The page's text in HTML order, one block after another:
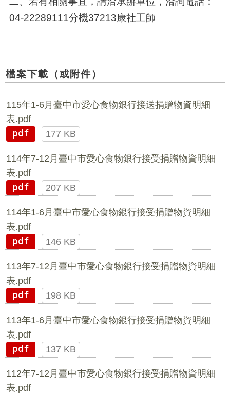
04-22289111分機37213康社工師
檔案下載（或附件）
115年1-6月臺中市愛心食物銀行接送捐贈物資明細
表.pdf
pdf
177 KB
114年7-12月臺中市愛心食物銀行接受捐贈物資明細
表.pdf
pdf
207 KB
114年1-6月臺中市愛心食物銀行接受捐贈物資明細
表.pdf
pdf
146 KB
113年7-12月臺中市愛心食物銀行接受捐贈物資明細
表.pdf
pdf
198 KB
113年1-6月臺中市愛心食物銀行接受捐贈物資明細
表.pdf
pdf
137 KB
112年7-12月臺中市愛心食物銀行接受捐贈物資明細
表.pdf